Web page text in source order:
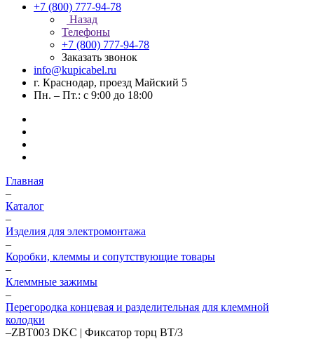
+7 (800) 777-94-78
Назад
Телефоны
+7 (800) 777-94-78
Заказать звонок
info@kupicabel.ru
г. Краснодар, проезд Майский 5
Пн. – Пт.: с 9:00 до 18:00
Главная
–
Каталог
–
Изделия для электромонтажа
–
Коробки, клеммы и сопутствующие товары
–
Клеммные зажимы
–
Перегородка концевая и разделительная для клеммной
колодки
–ZBT003 DKC | Фиксатор торц BT/3